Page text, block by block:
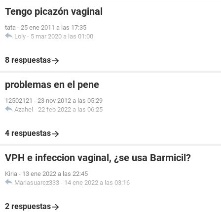
Tengo picazón vaginal
tata - 25 ene 2011 a las 17:35
Loly - 5 mar 2020 a las 01:00
8 respuestas
problemas en el pene
12502121 - 23 nov 2012 a las 05:29
Azahel - 22 feb 2022 a las 06:25
4 respuestas
VPH e infeccion vaginal, ¿se usa Barmicil?
Kiria - 13 ene 2022 a las 22:45
Mariasuarez333 - 14 ene 2022 a las 03:16
2 respuestas